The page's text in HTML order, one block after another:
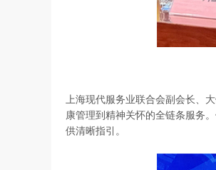
上海现代服务业联合会副会长、
康管理到精神关怀的全链条服务
供清晰指引。